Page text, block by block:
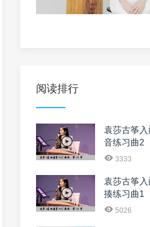
阅读排行
袁莎古筝
音练习曲2
3333
袁莎古筝
揍练习曲1
5026